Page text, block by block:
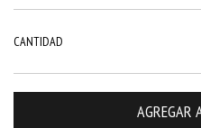
CANTIDAD